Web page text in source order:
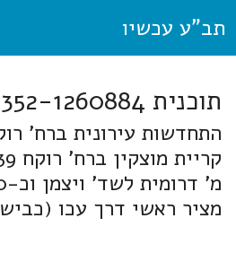
תב"ע עכשיו
תוכנית 352-1260884 קריות
מציר ראשי דרך עכו (כביש 4)